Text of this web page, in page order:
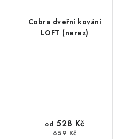
Cobra dveřní kování
LOFT (nerez)
od 528 Kč
659 Kč